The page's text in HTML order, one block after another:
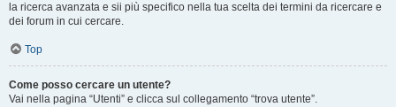
la ricerca avanzata e sii più specifico nella tua scelta dei termini da ricercare e
dei forum in cui cercare.
Top
Come posso cercare un utente?
Vai nella pagina “Utenti” e clicca sul collegamento “trova utente”.